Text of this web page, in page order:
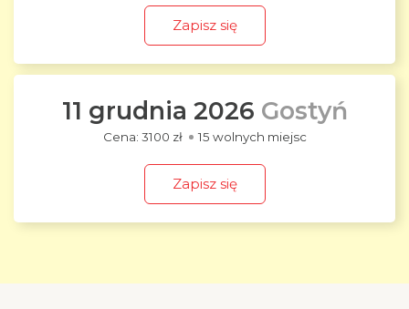
Zapisz się
11 grudnia 2026 Gostyń
3100 zł 15 wolnych miejsc
Zapisz się